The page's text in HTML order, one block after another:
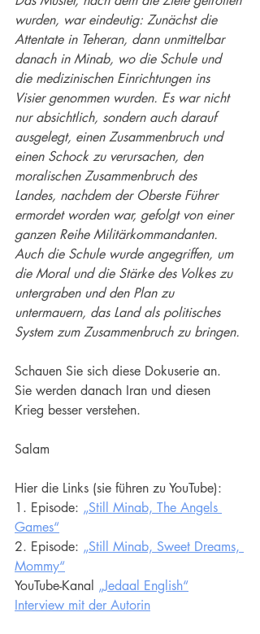
wurden, war eindeutig: Zunächst die
Attentate in Teheran, dann unmittelbar
danach in Minab, wo die Schule und
die medizinischen Einrichtungen ins
Visier genommen wurden. Es war nicht
nur absichtlich, sondern auch darauf
ausgelegt, einen Zusammenbruch und
einen Schock zu verursachen, den
moralischen Zusammenbruch des
Landes, nachdem der Oberste Führer
ermordet worden war, gefolgt von einer
ganzen Reihe Militärkommandanten.
Auch die Schule wurde angegriffen, um
die Moral und die Stärke des Volkes zu
untergraben und den Plan zu
untermauern, das Land als politisches
System zum Zusammenbruch zu bringen.
Schauen Sie sich diese Dokuserie an.
Sie werden danach Iran und diesen
Krieg besser verstehen.
Salam
Hier die Links (sie führen zu YouTube):
1. Episode: „Still Minab, The Angels
Games“
2. Episode: „Still Minab, Sweet Dreams,
Mommy“
YouTube-Kanal „Jedaal English“
Interview mit der Autorin